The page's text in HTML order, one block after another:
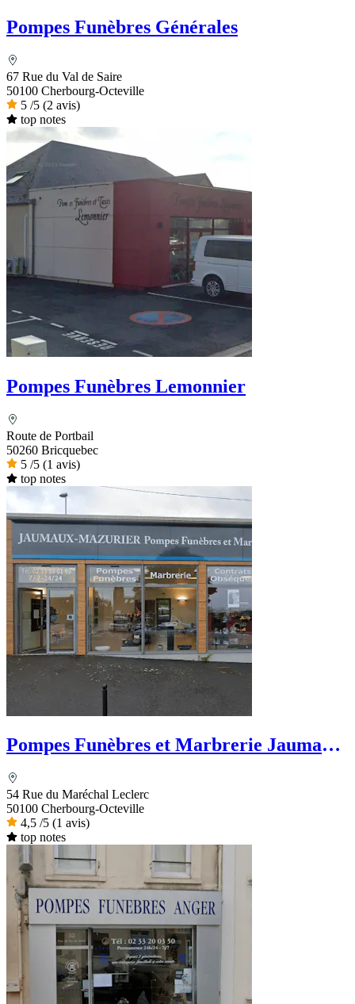
Pompes Funèbres Générales
67 Rue du Val de Saire
50100 Cherbourg-Octeville
5 /5 (2 avis)
top notes
Pompes Funèbres Lemonnier
Route de Portbail
50260 Bricquebec
5 /5 (1 avis)
top notes
Pompes Funèbres et Marbrerie Jaumaux-
54 Rue du Maréchal Leclerc
50100 Cherbourg-Octeville
4,5 /5 (1 avis)
top notes